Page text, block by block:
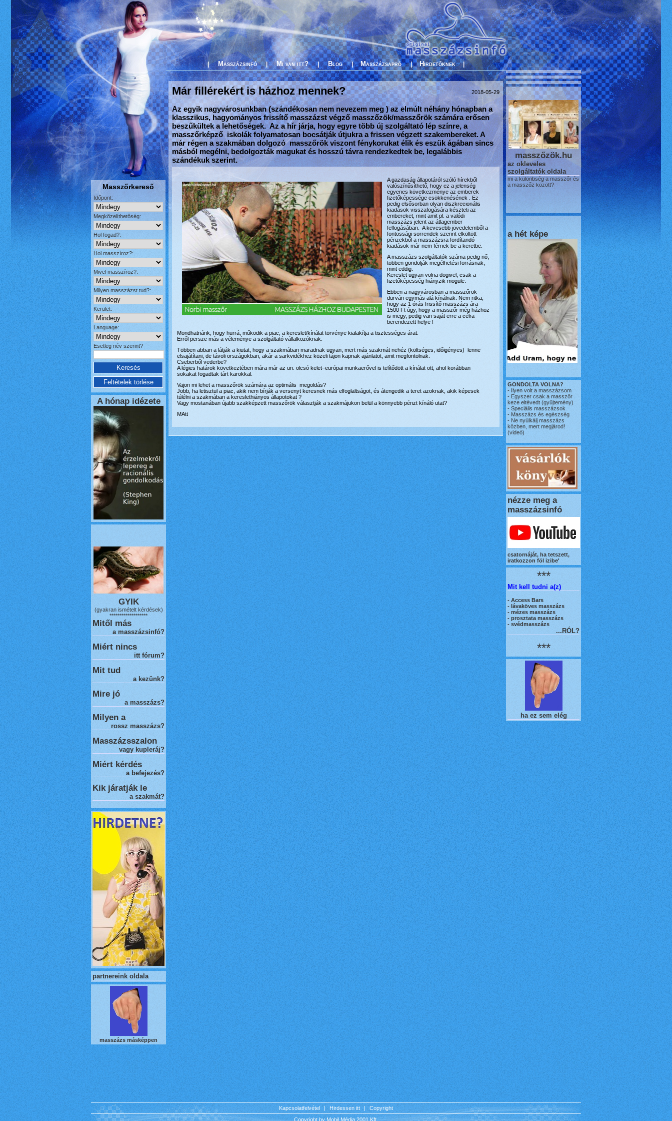
Masszőrkereső
Időpont:
Megközelíthetőség:
Hol fogad?:
Hol masszíroz?:
Mivel masszíroz?:
Milyen masszázst tud?:
Kerület:
Language:
Esetleg név szerint?
A hónap idézete
GYIK
(gyakran ismételt kérdések)
*******************
Mitől más
a masszázsinfó?
Miért nincs
itt fórum?
Mit tud
a kezünk?
Mire jó
a masszázs?
Milyen a
rossz masszázs?
Masszázsszalon
vagy kupleráj?
Miért kérdés
a befejezés?
Kik járatják le
a szakmát?
partnereink oldala
masszázs másképpen
| Masszázsinfó | Mi van itt? | Blog | Masszázsapró | Hirdetőknek |
Már fillérekért is házhoz mennek? 2018-05-29
Az egyik nagyvárosunkban (szándékosan nem nevezem meg ) az elmúlt néhány hónapban a
klasszikus, hagyományos frissítő masszázst végző masszőzök/masszőrök számára erősen
beszűkültek a lehetőségek. Az a hír járja, hogy egyre több új szolgáltató lép színre, a
masszőrképző iskolák folyamatosan bocsátják útjukra a frissen végzett szakembereket. A
már régen a szakmában dolgozó masszőrök viszont fénykorukat élik és eszük ágában sincs
másból megélni, bedolgozták magukat és hosszú távra rendezkedtek be, legalábbis
szándékuk szerint.
A gazdaság állapotáról szóló hírekből
valószínűsíthető, hogy ez a jelenség
egyenes következménye az emberek
fizetőképessége csökkenésének . Ez
pedig elsősorban olyan diszkrecionális
kiadások visszafogására készteti az
embereket, mint amit pl. a valódi
masszázs jelent az átlagember
felfogásában. A kevesebb jövedelemből a
fontossági sorrendek szerint elköltött
pénzekből a masszázsra fordítandó
kiadások már nem férnek be a keretbe.
A masszázs szolgáltatók száma pedig nő,
többen gondolják megélhetési forrásnak,
mint eddig.
Kereslet ugyan volna dögivel, csak a
fizetőképesség hiányzik mögüle.
Ebben a nagyvárosban a masszőrök
durván egymás alá kínálnak. Nem ritka,
hogy az 1 órás frissítő masszázs ára
1500 Ft úgy, hogy a masszőr még házhoz
is megy, pedig van saját erre a célra
berendezett helye !
Mondhatnánk, hogy hurrá, működik a piac, a kereslet/kínálat törvénye kialakítja a tisztességes árat.
Erről persze más a véleménye a szolgáltató vállalkozóknak.
Többen abban a látják a kiutat, hogy a szakmában maradnak ugyan, mert más szakmát nehéz (költséges, időigényes) lenne
elsajátítani, de távoli országokban, akár a sarkvidékhez közeli tájon kapnak ajánlatot, amit megfontolnak.
Cseberből vederbe?
A légies határok következtében mára már az un. olcsó kelet–európai munkaerővel is telítődött a kínálat ott, ahol korábban
sokakat fogadtak tárt karokkal.
Vajon mi lehet a masszőrök számára az optimális megoldás?
Jobb, ha letisztul a piac, akik nem bírják a versenyt keresnek más elfoglaltságot, és átengedik a teret azoknak, akik képesek
túlélni a szakmában a kereslethiányos állapotokat ?
Vagy mostanában újabb szakképzett masszőrök választják a szakmájukon belül a könnyebb pénzt kínáló utat?
MAtt
masszőzök.hu
az okleveles
szolgáltatók oldala
mi a különbség a masszőr és
a masszőz között?
a hét képe
GONDOLTA VOLNA?
- Ilyen volt a masszázsom
- Egyszer csak a masszőr
keze eltévedt (gyűjtemény)
- Speciális masszázsok
- Masszázs és egészség
- Ne nyúlkálj masszázs
közben, mert megjárod!
(videó)
nézze meg a
masszázsinfó
csatornáját, ha tetszett,
iratkozzon föl izibe'
***
Mit kell tudni a(z)
- Access Bars
- lávaköves masszázs
- mézes masszázs
- prosztata masszázs
- svédmasszázs
...RÓL?
***
ha ez sem elég
Kapcsolatfelvétel | Hirdessen itt |
Copyright
Copyright by Mobil Média 2001 Kft.